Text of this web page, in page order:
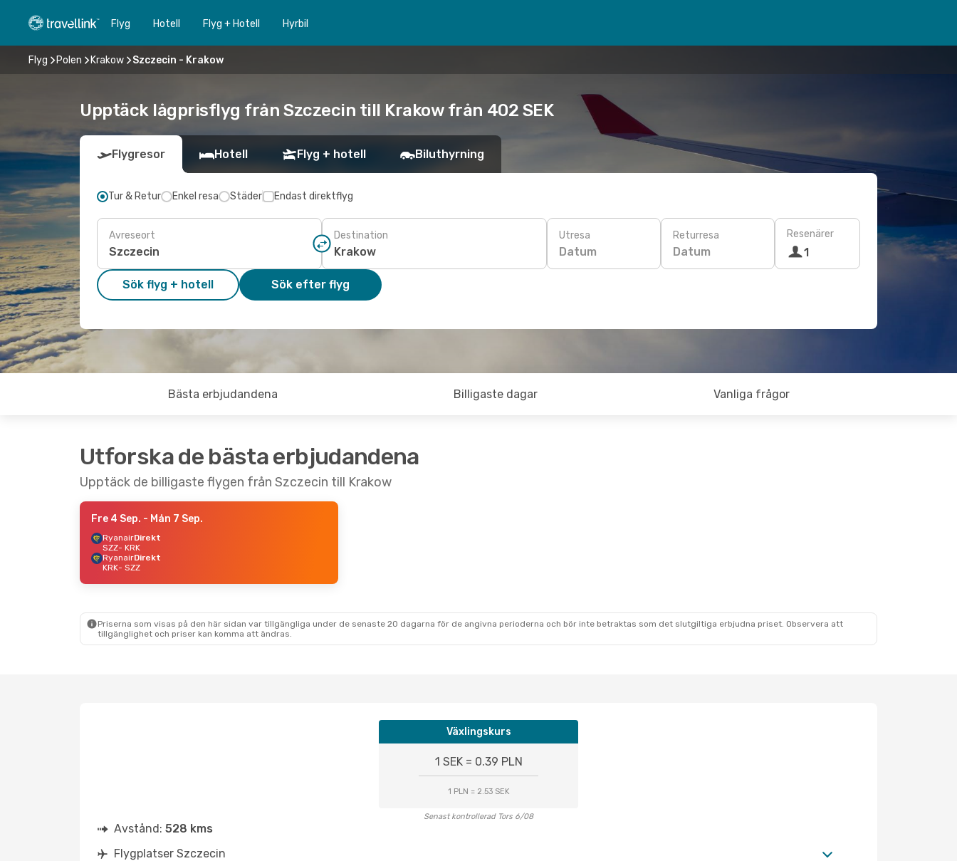
Flyg Hotell Flyg + Hotell Hyrbil
Flyg Polen Krakow Szczecin - Krakow
Upptäck lågprisflyg från Szczecin till Krakow från 402 SEK
Flygresor Hotell Flyg + hotell Biluthyrning
Tur & Retur Enkel resa Städer Endast direktflyg
Avreseort Destination Utresa
Datum
Returresa
Datum
Resenärer
1
Sök flyg + hotell Sök efter flyg
Bästa erbjudandena Billigaste dagar Vanliga frågor
Utforska de bästa erbjudandena
Upptäck de billigaste flygen från Szczecin till Krakow
Fre 4 Sep. - Mån 7 Sep.
RyanairDirekt
SZZ- KRK
RyanairDirekt
KRK- SZZ
Priserna som visas på den här sidan var tillgängliga under de senaste 20 dagarna för de angivna perioderna och bör inte betraktas som det slutgiltiga erbjudna priset. Observera att
tillgänglighet och priser kan komma att ändras.
Växlingskurs
1 SEK = 0.39 PLN
1 PLN = 2.53 SEK
Senast kontrollerad Tors 6/08
Avstånd: 528 kms
Flygplatser Szczecin